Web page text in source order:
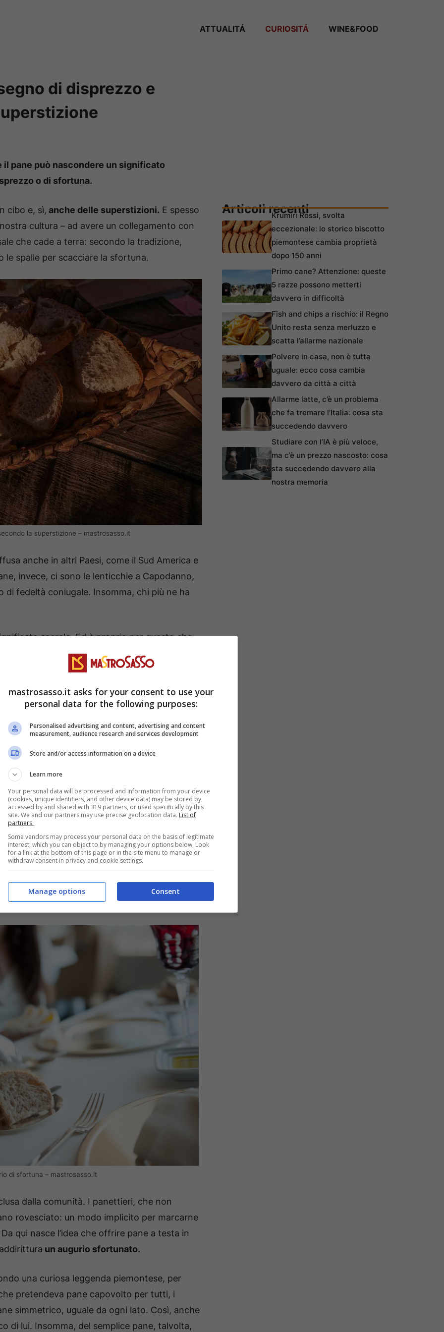
ATTUALITÁ CURIOSITÁ WINE&FOOD
di disprezzo e
pane può nascondere un significato
o di sfortuna.
cibo e, sì, anche delle superstizioni. E spesso
cultura – ad avere un collegamento con
che cade a terra: secondo la tradizione,
le spalle per scacciare la sfortuna.
la superstizione – mastrosasso.it
anche in altri Paesi, come il Sud America e
invece, ci sono le lenticchie a Capodanno,
fedeltà coniugale. Insomma, chi più ne ha
sacrale. Ed è proprio per questo che,
assumere un senso tutt’altro che benevolo –
segno di disprezzo e
diaccoglienza, rispetto, condivisione
per cambiare completamente il messaggio: da
pagnotta messa a testa in giù non è solo
popolari – un vero e proprio gesto di
quando il pane non era semplicemente
a terra, si usava raccoglierlo e baciarlo, in
sua carica simbolica che posizionarlo
Non per caso, secondo una leggenda
questo gesto proprio al boia.
di sfortuna – mastrosasso.it
dalla comunità. I panettieri, che non
rovesciato: un modo implicito per marcarne
qui nasce l’idea che offrire pane a testa in
un augurio sfortunato.
una curiosa leggenda piemontese, per
pretendeva pane capovolto per tutti, i
simmetrico, uguale da ogni lato. Così, anche
di lui. Insomma, del semplice pane, talvolta,
Articoli recentiKrumiri Rossi, svolta
eccezionale: lo storico biscotto
piemontese cambia proprietà
dopo 150 anni
Primo cane? Attenzione: queste
5 razze possono metterti
davvero in difficoltà
Fish and chips a rischio: il Regno
Unito resta senza merluzzo e
scatta l’allarme nazionale
Polvere in casa, non è tutta
uguale: ecco cosa cambia
davvero da città a città
Allarme latte, c’è un problema
che fa tremare l’Italia: cosa sta
succedendo davvero
Studiare con l’IA è più veloce,
ma c’è un prezzo nascosto: cosa
sta succedendo davvero alla
nostra memoria
mastrosasso.it asks for your consent to use your
personal data for the following purposes:
Personalised advertising and content, advertising and content
measurement, audience research and services development
Store and/or access information on a device
Learn more
Your personal data will be processed and information from your device
(cookies, unique identifiers, and other device data) may be stored by,
accessed by and shared with 319 partners, or used specifically by this
site. We and our partners may use precise geolocation data. List of
partners.
Some vendors may process your personal data on the basis of legitimate
interest, which you can object to by managing your options below. Look
for a link at the bottom of this page or in the site menu to manage or
withdraw consent in privacy and cookie settings.
Consent
Manage options